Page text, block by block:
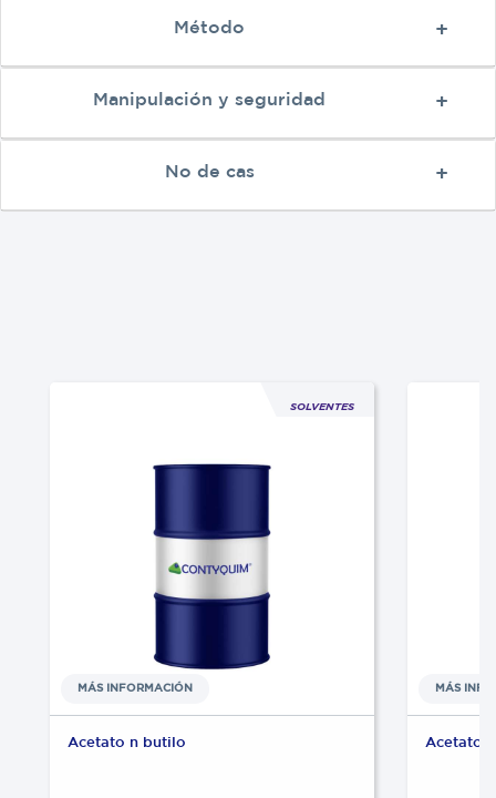
Método
Manipulación y seguridad
No de cas
SOLVENTES
MÁS INFORMACIÓN
Acetato n butilo
MÁS
Acetato